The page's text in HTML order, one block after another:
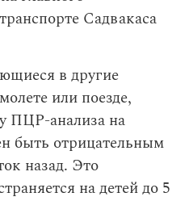
Садвакаса
в другие
или поезде,
ПЦР-анализа на
быть отрицательным
назад. Это
на детей до 5